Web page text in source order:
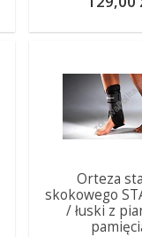
Orteza
skokowego
/ łuski z